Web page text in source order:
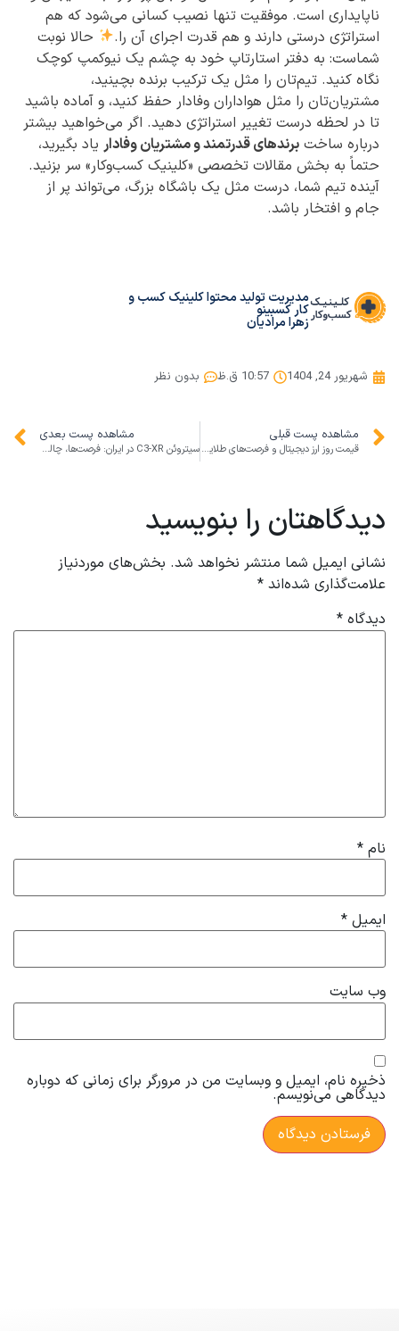
ناپایداری است. موفقیت تنها نصیب کسانی می‌شود که هم
استراتژی درستی دارند و هم قدرت اجرای آن را.
حالا نوبت
شماست: به دفتر استارتاپ خود به چشم یک نیوکمپ کوچک
نگاه کنید. تیم‌تان را مثل یک ترکیب برنده بچینید،
مشتریان‌تان را مثل هواداران وفادار حفظ کنید، و آماده باشید
تا در لحظه درست تغییر استراتژی دهید. اگر می‌خواهید بیشتر
درباره ساخت برندهای قدرتمند و مشتریان وفادار یاد بگیرید،
حتماً به بخش مقالات تخصصی «کلینیک کسب‌وکار» سر بزنید.
آینده تیم شما، درست مثل یک باشگاه بزرگ، می‌تواند پر از
جام و افتخار باشد.
مدیریت تولید محتوا کلینیک کسب و
کار کسبینو
زهرا مرادیان
شهریور 24, 1404 10:57 ق.ظ بدون نظر
مشاهده پست قبلی
قیمت روز ارز دیجیتال و فرصت‌های طلایی برای استارتاپ‌ها و مدیران کسب‌وکار
مشاهده پست بعدی
سیتروئن C3-XR در ایران: فرصت‌ها، چالش‌ها و کسب‌وکار در بازار خودروی جدید
دیدگاهتان را بنویسید
نشانی ایمیل شما منتشر نخواهد شد. بخش‌های موردنیاز
علامت‌گذاری شده‌اند *
دیدگاه *
نام *
ایمیل *
وب‌ سایت
ذخیره نام، ایمیل و وبسایت من در مرورگر برای زمانی که دوباره
دیدگاهی می‌نویسم.